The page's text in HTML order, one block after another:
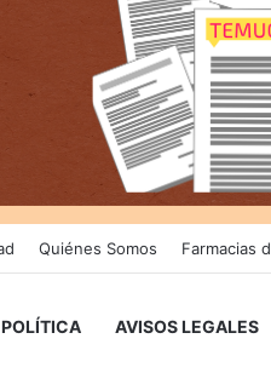
Quiénes Somos Farmacias
POLÍTICA AVISOS LEGALES